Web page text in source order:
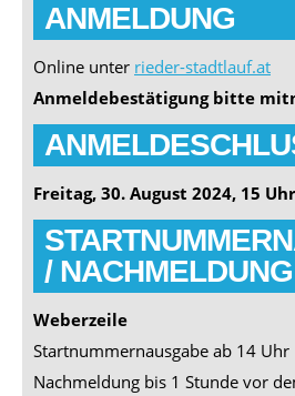
ANMELDUNG
Online unter rieder-stadtlauf.at
Anmeldebestätigung bitte
Freitag, 30. August 2024, 15 Uhr
/ NACHMELDUNG
Weberzeile
Startnummernausgabe ab 14 Uhr
Nachmeldung bis 1 Stunde vor